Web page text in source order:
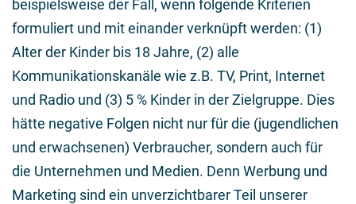
beispielsweise der Fall, wenn folgende Kriterien
formuliert und mit einander verknüpft werden: (1)
Alter der Kinder bis 18 Jahre, (2) alle
Kommunikationskanäle wie z.B. TV, Print, Internet
und Radio und (3) 5 % Kinder in der Zielgruppe. Dies
hätte negative Folgen nicht nur für die (jugendlichen
und erwachsenen) Verbraucher, sondern auch für
die Unternehmen und Medien. Denn Werbung und
Marketing sind ein unverzichtbarer Teil unserer